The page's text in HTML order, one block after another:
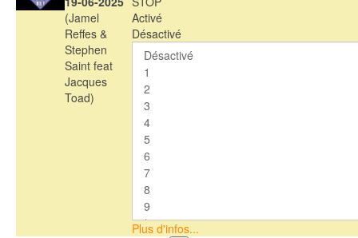
(Jamel
Reffes &
Stephen
Saint feat
Jacques
Toad)
Activé
Désactivé
Plus d'infos...